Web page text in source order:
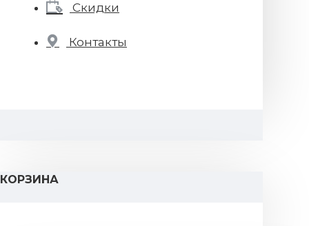
Скидки
Контакты
КОРЗИНА